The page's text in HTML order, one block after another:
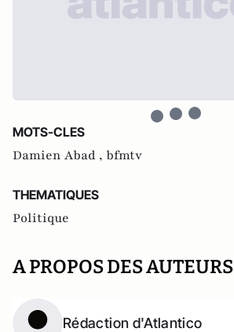
MOTS-CLES
Damien Abad , bfmtv
THEMATIQUES
Politique
A PROPOS DES AUTEURS
Rédaction d'Atlantico